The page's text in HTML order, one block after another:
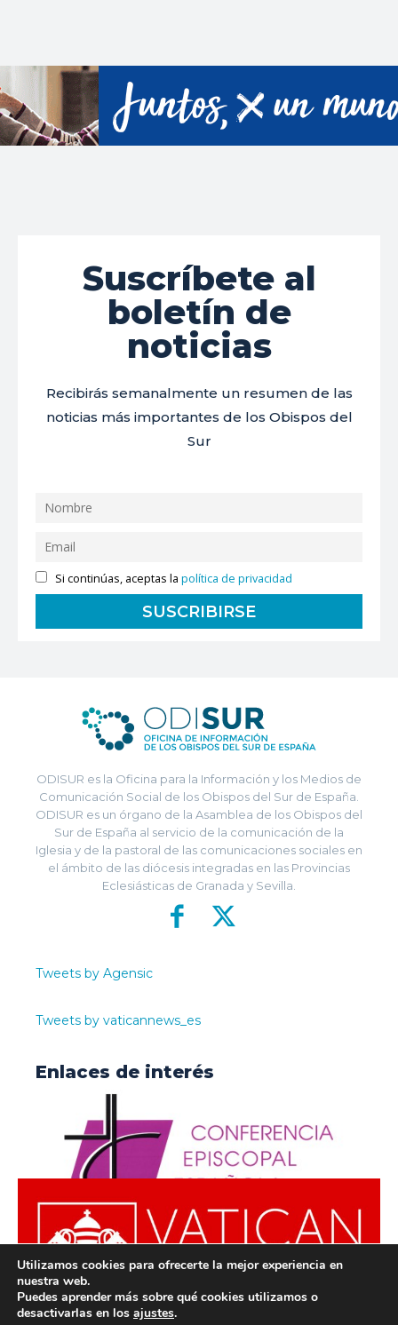
Suscríbete al
boletín de
noticias
Recibirás semanalmente un resumen de las
noticias más importantes de los Obispos del
Sur
Si continúas, aceptas lapolítica de privacidad
ODISUR es la Oficina para la Información y los Medios de
Comunicación Social de los Obispos del Sur de España.
ODISUR es un órgano de la Asamblea de los Obispos del
Sur de España al servicio de la comunicación de la
Iglesia y de la pastoral de las comunicaciones sociales en
el ámbito de las diócesis integradas en las Provincias
Eclesiásticas de Granada y Sevilla.
Tweets by Agensic
Tweets by vaticannews_es
Enlaces de interés
Utilizamos cookies para ofrecerte la mejor experiencia en
nuestra web.
Puedes aprender más sobre qué cookies utilizamos o
desactivarlas en los ajustes.